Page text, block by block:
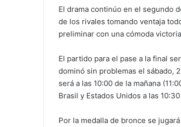
El drama continúo en el segundo
de los rivales tomando ventaja
preliminar con una cómoda
El partido para el pase a la final
dominó sin problemas el sábado,
será a las 10:00 de la mañana
Brasil y Estados Unidos a las
Por la medalla de bronce se